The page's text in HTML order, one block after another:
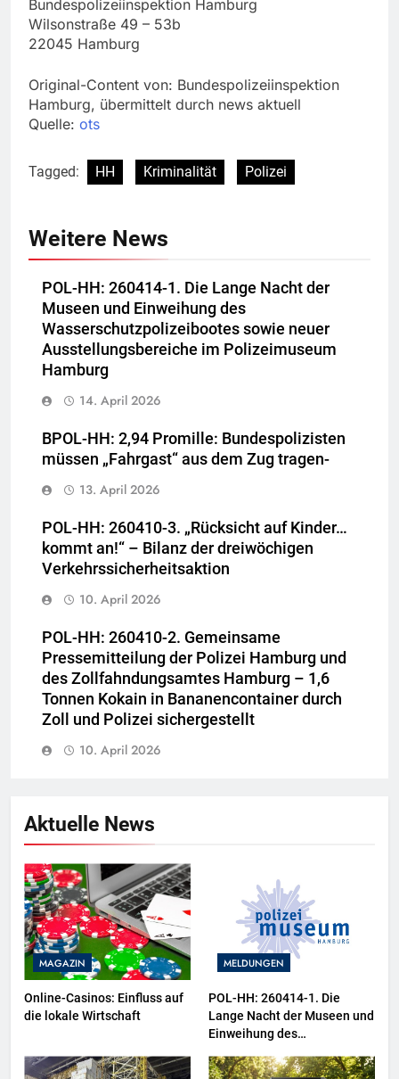
Bundespolizeiinspektion Hamburg
Wilsonstraße 49 – 53b
22045 Hamburg
Original-Content von: Bundespolizeiinspektion
Hamburg, übermittelt durch news aktuell
Quelle: ots
Tagged: HH Kriminalität Polizei
Weitere News
POL-HH: 260414-1. Die Lange Nacht der
Museen und Einweihung des
Wasserschutzpolizeibootes sowie neuer
Ausstellungsbereiche im Polizeimuseum
Hamburg
14. April 2026
BPOL-HH: 2,94 Promille: Bundespolizisten
müssen „Fahrgast“ aus dem Zug tragen-
13. April 2026
POL-HH: 260410-3. „Rücksicht auf Kinder…
kommt an!“ – Bilanz der dreiwöchigen
Verkehrssicherheitsaktion
10. April 2026
POL-HH: 260410-2. Gemeinsame
Pressemitteilung der Polizei Hamburg und
des Zollfahndungsamtes Hamburg – 1,6
Tonnen Kokain in Bananencontainer durch
Zoll und Polizei sichergestellt
10. April 2026
Aktuelle News
MAGAZIN
Online-Casinos: Einfluss auf
die lokale Wirtschaft
MELDUNGEN
POL-HH: 260414-1. Die
Lange Nacht der Museen und
Einweihung des
sowie neuer